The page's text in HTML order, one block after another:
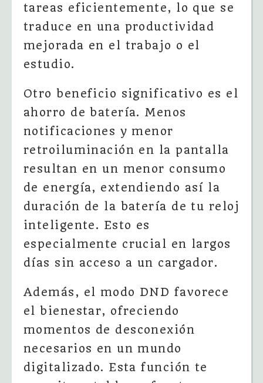
tareas eficientemente, lo que se
traduce en una productividad
mejorada en el trabajo o el
estudio.
Otro beneficio significativo es el
ahorro de batería. Menos
notificaciones y menor
retroiluminación en la pantalla
resultan en un menor consumo
de energía, extendiendo así la
duración de la batería de tu reloj
inteligente. Esto es
especialmente crucial en largos
días sin acceso a un cargador.
Además, el modo DND favorece
el bienestar, ofreciendo
momentos de desconexión
necesarios en un mundo
digitalizado. Esta función te